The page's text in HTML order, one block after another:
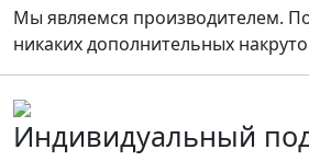
Мы являемся производителем.
никаких дополнительных
Индивидуальный